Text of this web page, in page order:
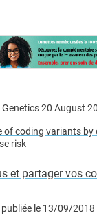
20 August
of coding variants
risk
et partager vos
le 13/09/2018